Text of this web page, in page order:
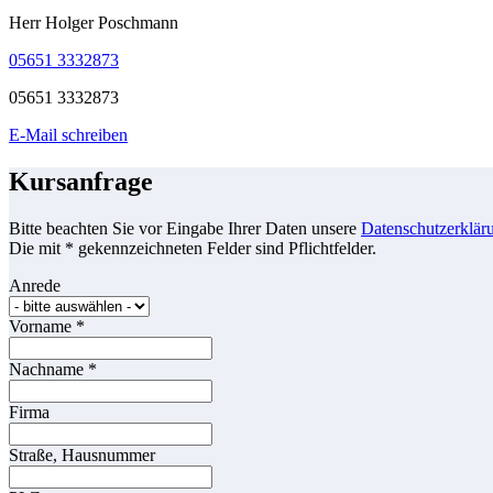
Herr Holger Poschmann
05651 3332873
05651 3332873
E-Mail schreiben
Kursanfrage
Bitte beachten Sie vor Eingabe Ihrer Daten unsere
Die mit * gekennzeichneten Felder sind Pflichtfelder.
Anrede
Vorname *
Nachname *
Firma
Straße, Hausnummer